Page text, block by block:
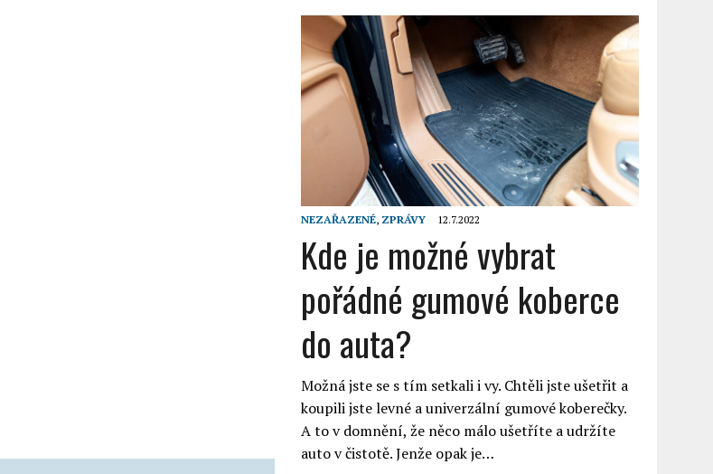
NEZAŘAZENÉ, ZPRÁVY 12.7.2022
Kde je možné vybrat
pořádné gumové koberce
do auta?
Možná jste se s tím setkali i vy. Chtěli jste ušetřit a
koupili jste levné a univerzální gumové koberečky.
A to v domnění, že něco málo ušetříte a udržíte
auto v čistotě. Jenže opak je…